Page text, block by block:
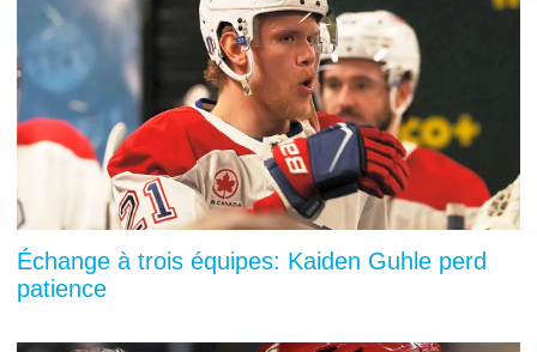
Échange à trois équipes: Kaiden Guhle perd
patience